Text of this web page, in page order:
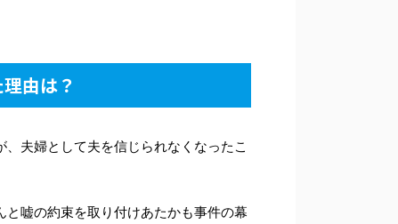
由は？
夫婦として夫を信じられなくなったこ
嘘の約束を取り付けあたかも事件の幕